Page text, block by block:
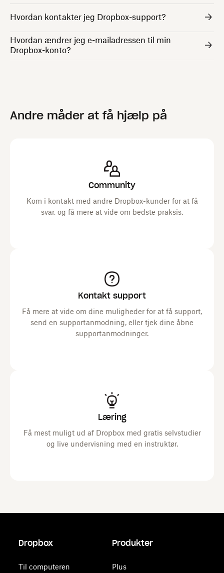
Hvordan kontakter jeg Dropbox-support?
Hvordan ændrer jeg e-mailadressen til min
Dropbox-konto?
Andre måder at få hjælp på
Community
Kom i kontakt med andre Dropbox-kunder for at få
svar, og få mere at vide om bedste praksis.
Kontakt support
Få mere at vide om dine muligheder for at få support,
send en supportanmodning, eller tjek dine åbne
supportanmodninger.
Læring
Få mest muligt ud af Dropbox med gratis selvstudier
og live undervisning med en instruktør.
Dropbox
Til computeren
Produkter
Plus